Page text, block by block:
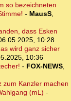
so bezeichneten
- MausS,
dass Esken
10:28
wird ganz sicher
10:36
- FOX-NEWS,
zum Kanzler machen
(mL) -